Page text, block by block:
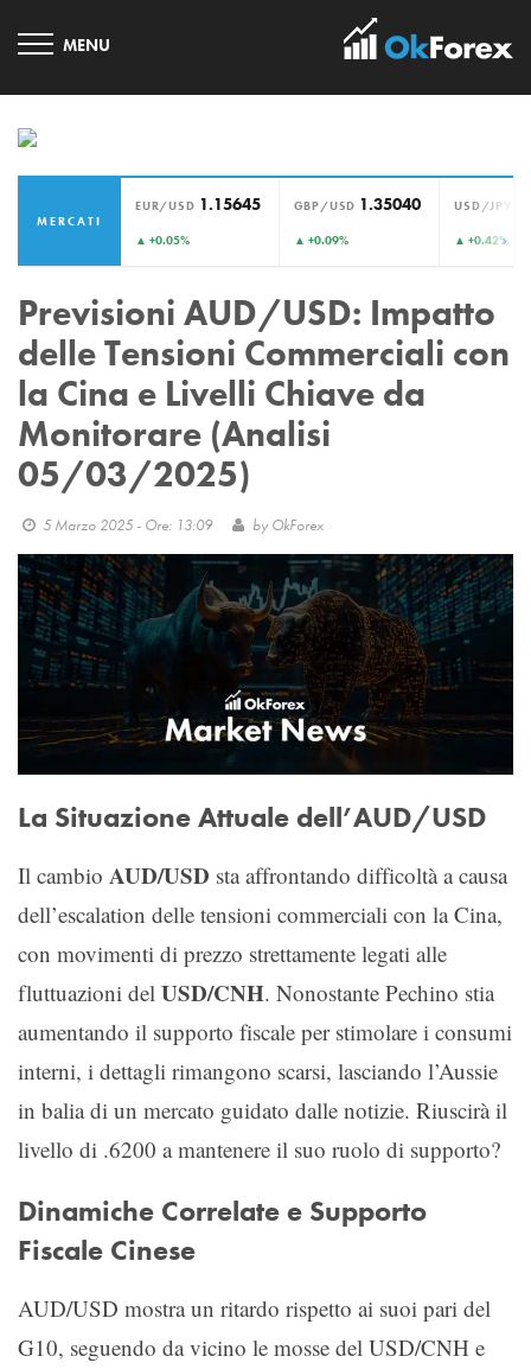
MERCATI
EUR/USD 1.15645
▲ +0.05%
GBP/USD 1.35040
▲ +0.09%
USD/JPY
▲ +0.42%›
Previsioni AUD/USD: Impatto
delle Tensioni Commerciali con
la Cina e Livelli Chiave da
Monitorare (Analisi
05/03/2025)
5 Marzo 2025 - Ore: 13:09 by OkForex
La Situazione Attuale dell’AUD/USD
Il cambio AUD/USD sta affrontando difficoltà a causa
dell’escalation delle tensioni commerciali con la Cina,
con movimenti di prezzo strettamente legati alle
fluttuazioni del USD/CNH. Nonostante Pechino stia
aumentando il supporto fiscale per stimolare i consumi
interni, i dettagli rimangono scarsi, lasciando l’Aussie
in balia di un mercato guidato dalle notizie. Riuscirà il
livello di .6200 a mantenere il suo ruolo di supporto?
Dinamiche Correlate e Supporto
Fiscale Cinese
AUD/USD mostra un ritardo rispetto ai suoi pari del
G10, seguendo da vicino le mosse del USD/CNH e